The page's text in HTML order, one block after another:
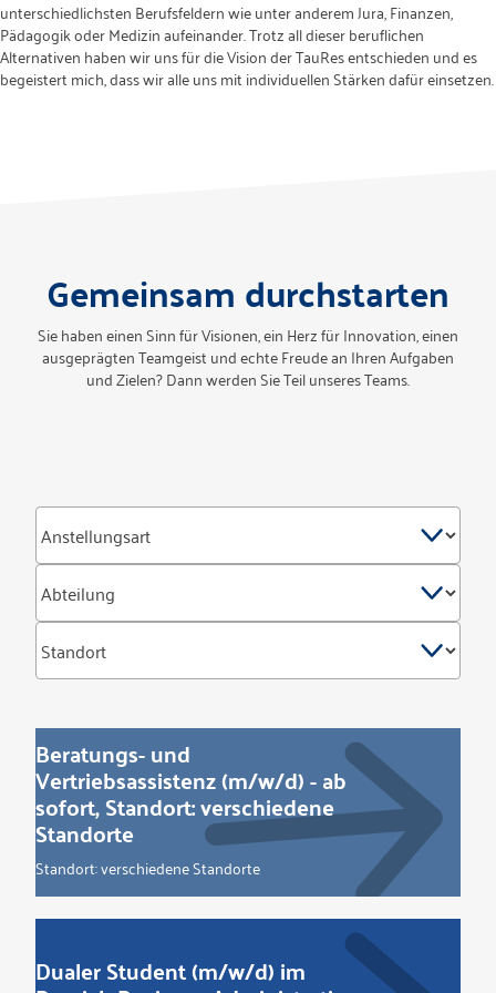
unterschiedlichsten Berufsfeldern wie unter anderem Jura, Finanzen,
Pädagogik oder Medizin aufeinander. Trotz all dieser beruflichen
Alternativen haben wir uns für die Vision der TauRes entschieden und es
begeistert mich, dass wir alle uns mit individuellen Stärken dafür einsetzen.
Gemeinsam durchstarten
Sie haben einen Sinn für Visionen, ein Herz für Innovation, einen
ausgeprägten Teamgeist und echte Freude an Ihren Aufgaben
und Zielen? Dann werden Sie Teil unseres Teams.
Beratungs- und
Vertriebsassistenz (m/w/d) - ab
sofort, Standort: verschiedene
Standorte
Standort: verschiedene Standorte
Dualer Student (m/w/d) im